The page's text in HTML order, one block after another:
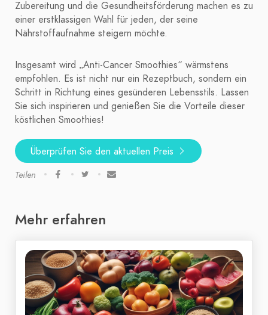
Zubereitung und die Gesundheitsförderung machen es zu
einer erstklassigen Wahl für jeden, der seine
Nährstoffaufnahme steigern möchte.
Insgesamt wird „Anti-Cancer Smoothies“ wärmstens
empfohlen. Es ist nicht nur ein Rezeptbuch, sondern ein
Schritt in Richtung eines gesünderen Lebensstils. Lassen
Sie sich inspirieren und genießen Sie die Vorteile dieser
köstlichen Smoothies!
Überprüfen Sie den aktuellen Preis
Teilen
Mehr erfahren